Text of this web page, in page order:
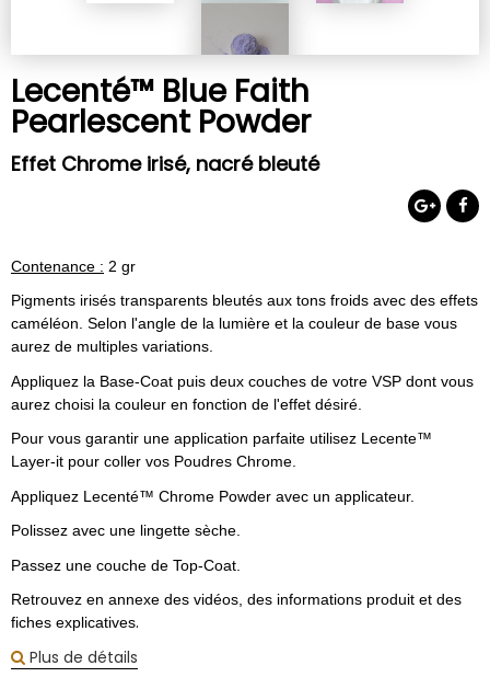
Lecenté™ Blue Faith
Pearlescent Powder
Effet Chrome irisé, nacré bleuté
Contenance : 2 gr
Pigments irisés transparents bleutés aux tons froids avec des effets
caméléon. Selon l'angle de la lumière et la couleur de base vous
aurez de multiples variations.
Appliquez la Base-Coat puis deux couches de votre VSP dont vous
aurez choisi la couleur en fonction de l'effet désiré.
Pour vous garantir une application parfaite utilisez Lecente™
Layer-it pour coller vos Poudres Chrome.
Appliquez Lecenté™ Chrome Powder avec un applicateur.
Polissez avec une lingette sèche.
Passez une couche de Top-Coat.
Retrouvez en annexe des vidéos, des informations produit et des
fiches explicatives.
Plus de détails